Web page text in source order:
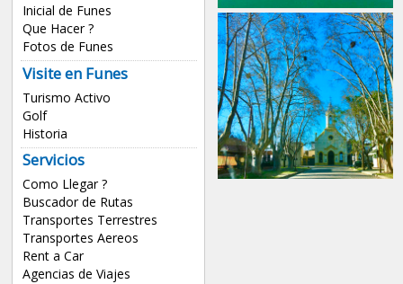
Inicial de Funes
Que Hacer ?
Fotos de Funes
Visite en Funes
Turismo Activo
Golf
Historia
Servicios
Como Llegar ?
Buscador de Rutas
Transportes Terrestres
Transportes Aereos
Rent a Car
Agencias de Viajes